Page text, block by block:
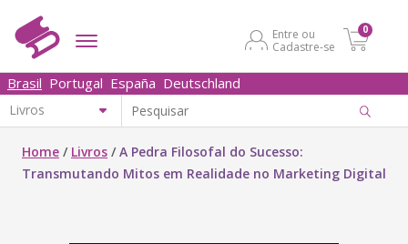
Entre ou
Cadastre-se
0
Brasil Portugal España Deutschland
Home / Livros /A Pedra Filosofal do Sucesso:
Transmutando Mitos em Realidade no Marketing Digital